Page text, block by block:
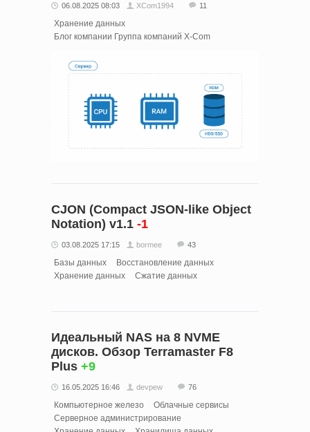
06.08.2025 08:03 XCom1994 11
Хранение данных
Блог компании Группа компаний X-Com
CJON (Compact JSON-like Object
Notation) v1.1 -1
03.08.2025 17:15 bormee 43
Базы данных
Восстановление данных
Хранение данных
Сжатие данных
Идеальный NAS на 8 NVME
дисков. Обзор Terramaster F8
Plus +9
16.05.2025 16:46 devpew 76
Компьютерное железо
Облачные сервисы
Серверное администрирование